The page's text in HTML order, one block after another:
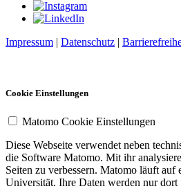
Impressum Datenschutz
Cookie Einstellungen
Matomo Cookie Einstellungen
Diese Webseite verwendet neben
die Software Matomo. Mit ihr
Seiten zu verbessern. Matomo läuft auf
Universität. Ihre Daten werden nur